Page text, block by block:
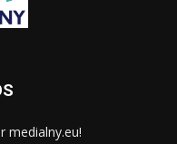
medialny.eu!